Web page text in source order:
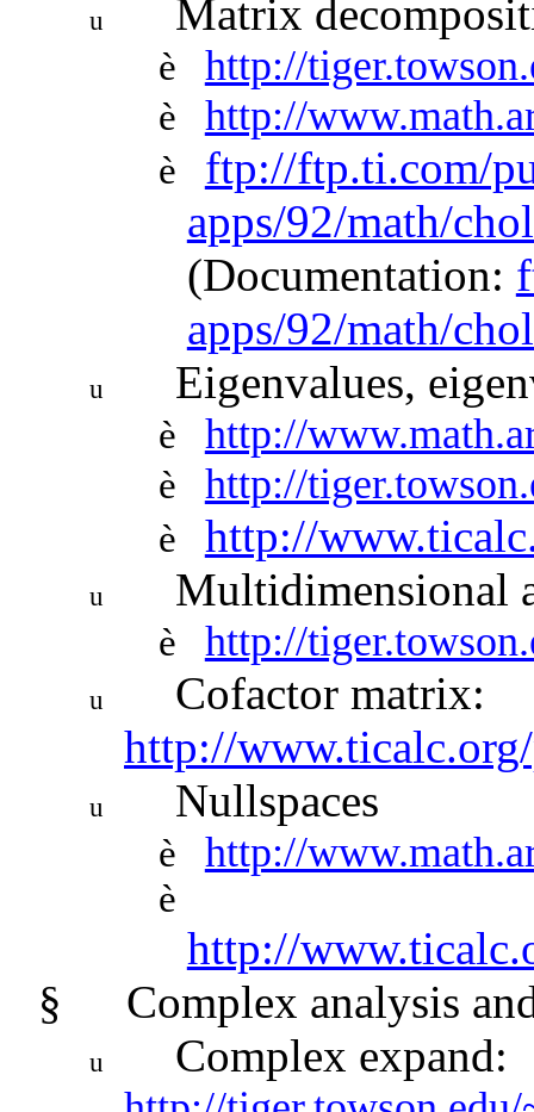
u Matrix
è http://
è http://
è
ftp://ftp.ti.com/
apps/92/math/
(Documentation:
apps/92/math/
u Eigenvalues,
è http://
è http://
è http://
u Multidimensional
è http://
u
Cofactor matrix:
http://
u Nullspaces
è http://
è
http://
§
Complex analysis
u Complex expand: